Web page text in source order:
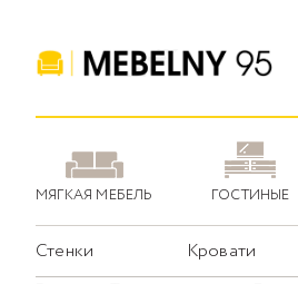
МЯГКАЯ МЕБЕЛЬ ГОСТИНЫЕ
Стенки Кровати